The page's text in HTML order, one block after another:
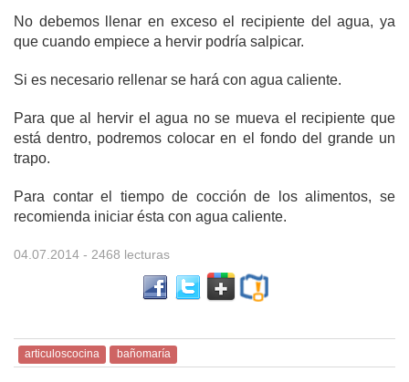
No debemos llenar en exceso el recipiente del agua, ya
que cuando empiece a hervir podría salpicar.
Si es necesario rellenar se hará con agua caliente.
Para que al hervir el agua no se mueva el recipiente que
está dentro, podremos colocar en el fondo del grande un
trapo.
Para contar el tiempo de cocción de los alimentos, se
recomienda iniciar ésta con agua caliente.
04.07.2014 - 2468 lecturas
articuloscocina bañomaría